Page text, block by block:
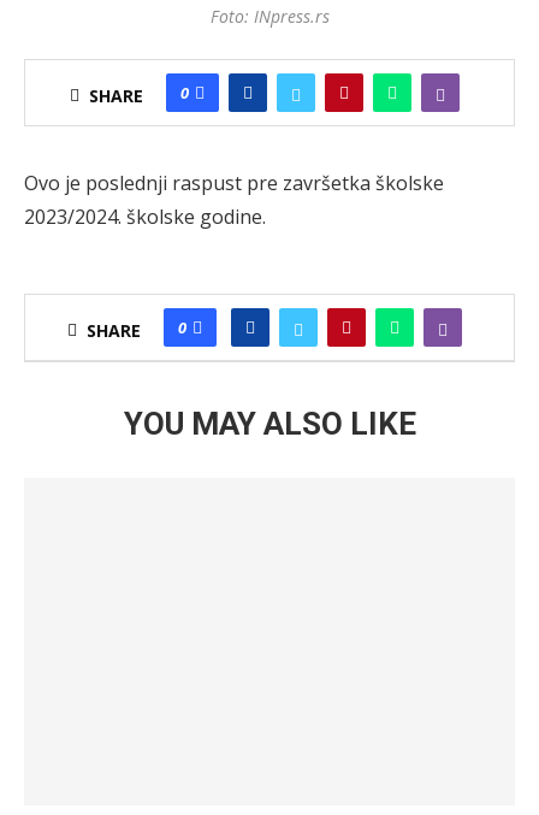
Foto: INpress.rs
SHARE 0
Ovo je poslednji raspust pre završetka školske
2023/2024. školske godine.
SHARE 0
YOU MAY ALSO LIKE